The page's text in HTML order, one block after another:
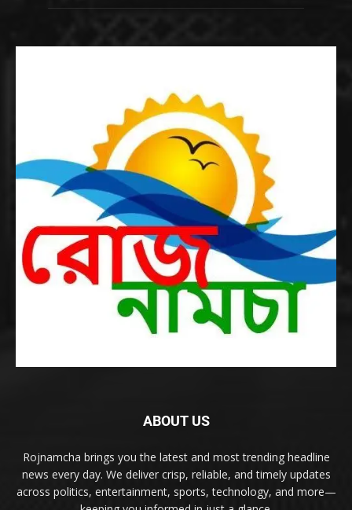
ABOUT US
Rojnamcha brings you the latest and most trending headline
news every day. We deliver crisp, reliable, and timely updates
across politics, entertainment, sports, technology, and more—